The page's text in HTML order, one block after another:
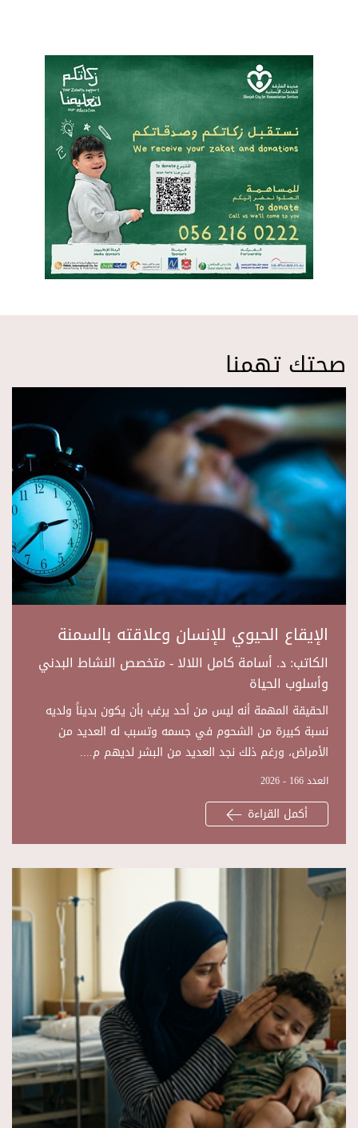
صحتك تهمنا
الإيقاع الحيوي للإنسان وعلاقته بالسمنة
الكاتب: د. أسامة كامل اللالا - متخصص النشاط البدني
وأسلوب الحياة
الحقيقة المهمة أنه ليس من أحد يرغب بأن يكون بديناً ولديه
نسبة كبيرة من الشحوم في جسمه وتسبب له العديد من
الأمراض، ورغم ذلك نجد العديد من البشر لديهم م....
العدد 166 - 2026
أكمل القراءة